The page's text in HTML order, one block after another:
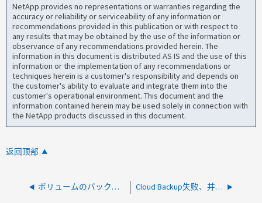
NetApp provides no representations or warranties regarding the
accuracy or reliability or serviceability of any information or
recommendations provided in this publication or with respect to
any results that may be obtained by the use of the information or
observance of any recommendations provided herein. The
information in this document is distributed AS IS and the use of this
information or the implementation of any recommendations or
techniques herein is a customer's responsibility and depends on
the customer's ability to evaluate and integrate them into the
customer's operational environment. This document and the
information contained herein may be used solely in connection with
the NetApp products discussed in this document.
返回顶部
ボリュームのバックアップ保持の保持に失敗しましたCBS Cloud Backup失败、并显示错误"计划更新无法启动。(卷未初始化。)"